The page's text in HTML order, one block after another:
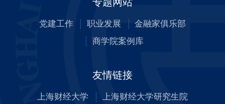
党建工作 职业发展
金融家俱乐部
商学院案例库
友情链接
上海财经大学 上海财经大学研究生院